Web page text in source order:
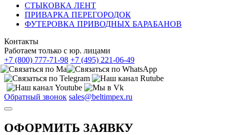
СТЫКОВКА ЛЕНТ
ПРИВАРКА ПЕРЕГОРОДОК
ФУТЕРОВКА ПРИВОДНЫХ БАРАБАНОВ
Контакты
Работаем только с юр. лицами
+7 (800) 777-71-98 +7 (495) 221-06-49
Обратный звонок sales@beltimpex.ru
ОФОРМИТЬ ЗАЯВКУ